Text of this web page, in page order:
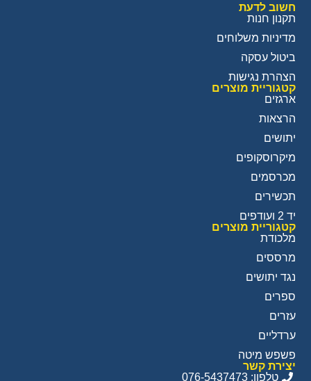
חשוב לדעת
תקנון חנות
מדיניות משלוחים
ביטול עסקה
הצהרת נגישות
קטגוריית מוצרים
ארגזים
הרצאות
יתושים
מיקרוסקופים
מכרסמים
תכשירים
יד 2 ועודפים
קטגוריית מוצרים
מלכודת
מרססים
נגד יתושים
ספרים
עזרים
ערדליים
פשפש מיטה
יצירת קשר
טלפון: 076-5437473